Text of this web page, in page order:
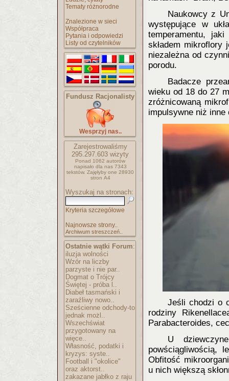
Tematy różnorodne
Znalezione w sieci
Współpraca
Pytania i odpowiedzi
Listy od czytelników
Fundusz Racjonalisty
Wesprzyj nas..
Zarejestrowaliśmy
295.297.603 wizyty
Ponad 1062 autorów
napisało dla nas 7343
tekstów. Zajęłyby one 28930
stron A4
Wyszukaj na stronach:
Kryteria szczegółowe
Najnowsze strony..
Archiwum streszczeń..
Ostatnie wątki Forum:
iluzja wolności
Wzór na liczby
parzyste i nie par..
Dogmat o Trójcy
Świętej - próba l..
Diabeł tasmański i
zaraźliwy nowo..
Sześcienne odchody-to
jednak możl..
Wszechświat
przygotowany na
więce..
Własność, podatki i
kryzys: syste..
Football i "okolice"
oraz aktorst..
zakazane jabłko z raju
Naukowcy z
występujące w
temperamentu,
składem mikroflory
niezależna od
porodu.
Badacze
wieku od 18 do 27
zróżnicowaną
impulsywne niż inne
Jeśli chodzi o
rodziny
Parabacteroides,
U
powściągliwością,
Obfitość
u nich większą